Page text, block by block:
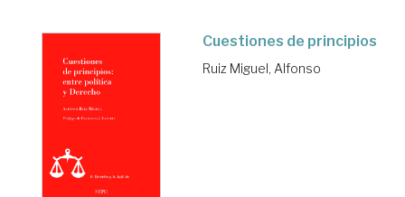
Cuestiones de principios
Ruiz Miguel, Alfonso